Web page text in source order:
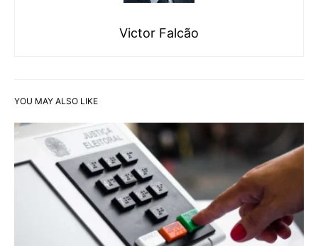
Victor Falcão
YOU MAY ALSO LIKE